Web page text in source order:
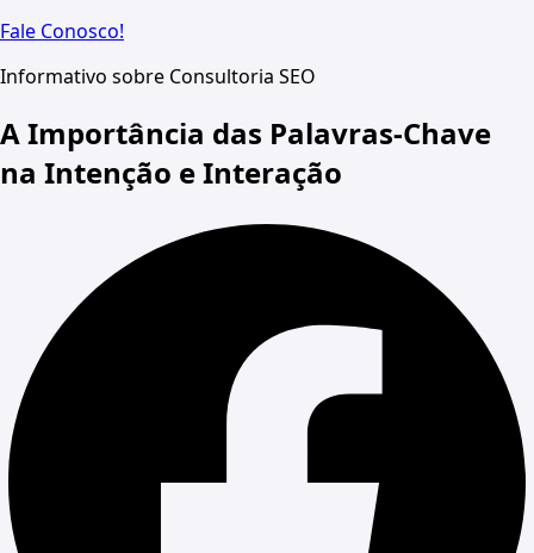
Fale Conosco!
Informativo sobre Consultoria SEO
A Importância das Palavras-Chave
na Intenção e Interação